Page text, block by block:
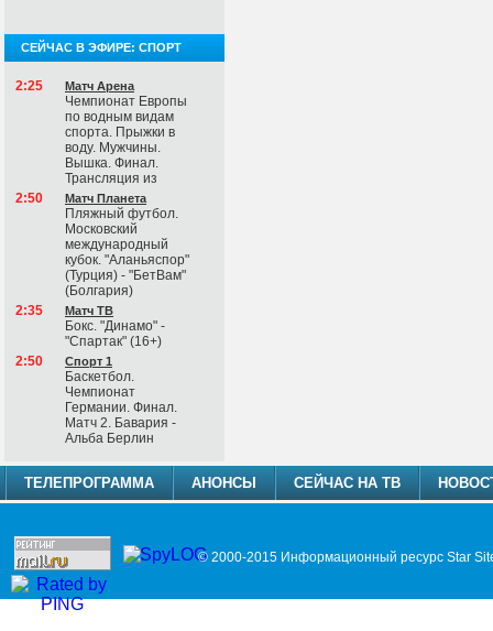
СЕЙЧАС В ЭФИРЕ: СПОРТ
2:25 Матч Арена
Чемпионат Европы
по водным видам
спорта. Прыжки в
воду. Мужчины.
Вышка. Финал.
Трансляция из
2:50
Матч Планета
Пляжный футбол.
Московский
международный
кубок. "Аланьяспор"
(Турция) - "БетВам"
(Болгария)
2:35
Матч ТВ
Бокс. "Динамо" -
"Спартак" (16+)
2:50
Спорт 1
Баскетбол.
Чемпионат
Германии. Финал.
Матч 2. Бавария -
Альба Берлин
ТЕЛЕПРОГРАММА АНОНСЫ СЕЙЧАС НА ТВ
© 2000-2015 Информационный ресурс Star